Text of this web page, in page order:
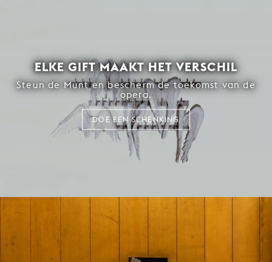
ELKE GIFT MAAKT HET VERSCHIL
Steun de Munt en bescherm de toekomst van de
opera.
DOE EEN SCHENKING